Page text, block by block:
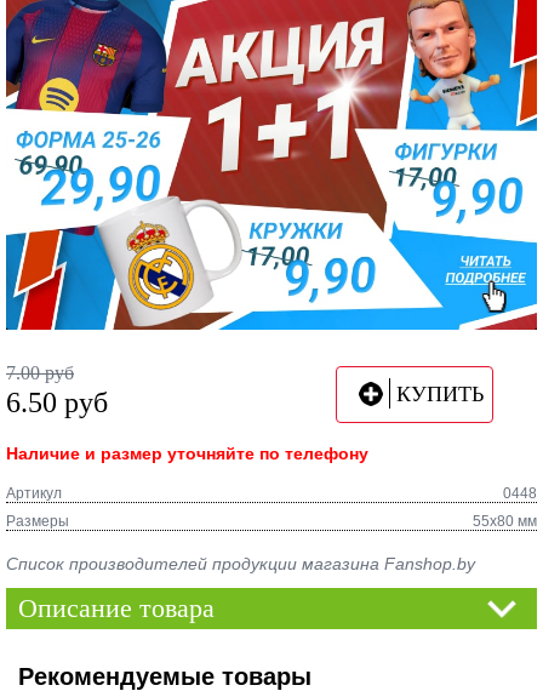
7.00 руб
6.50 руб КУПИТЬ
Наличие и размер уточняйте по телефону
Артикул
0448
Размеры
55х80 мм
Список производителей продукции магазина Fanshop.by
Описание товара
Рекомендуемые товары